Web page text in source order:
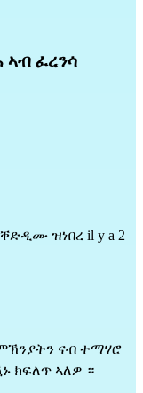
ፈረንሳ
ዝነበረ il y a 2
ናብ ተማሃሮ
ክፍለጥ ኣለዎ ።